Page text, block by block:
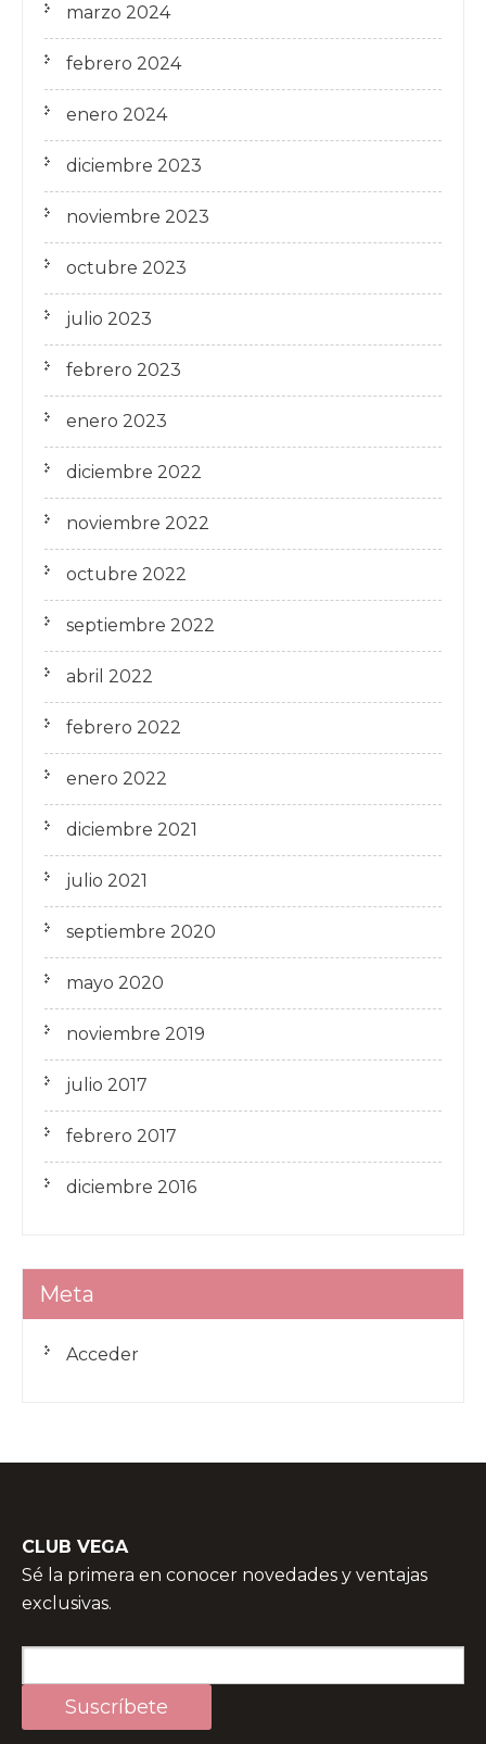
marzo 2024
febrero 2024
enero 2024
diciembre 2023
noviembre 2023
octubre 2023
julio 2023
febrero 2023
enero 2023
diciembre 2022
noviembre 2022
octubre 2022
septiembre 2022
abril 2022
febrero 2022
enero 2022
diciembre 2021
julio 2021
septiembre 2020
mayo 2020
noviembre 2019
julio 2017
febrero 2017
diciembre 2016
Meta
Acceder
CLUB VEGA
Sé la primera en conocer novedades y ventajas
exclusivas.